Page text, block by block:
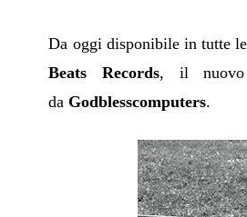
Da oggi disponibile in tutte
Beats Records, il
da Godblesscomputers.